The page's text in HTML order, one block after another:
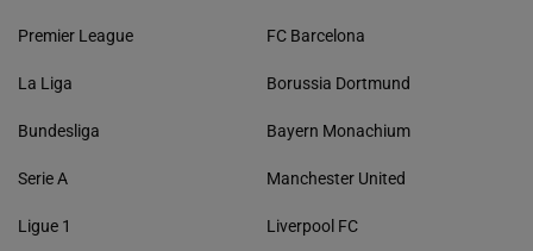
Premier League
La Liga
Bundesliga
Serie A
Ligue 1
FC Barcelona
Borussia Dortmund
Bayern Monachium
Manchester United
Liverpool FC